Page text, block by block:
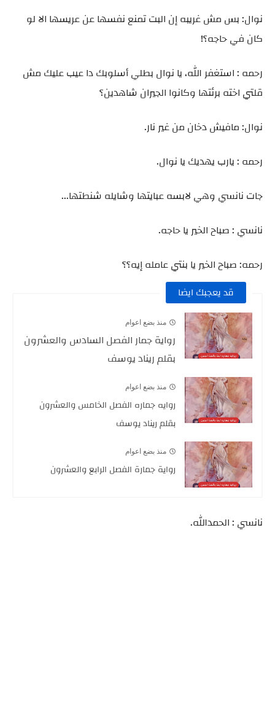
نوال: بس مش غريبه إن البت تمنع نفسها عن عريسها الا لو
كان في حاجه؟!
رحمه : استغفر الله، يا نوال بطلي أسلوبك دا عيب عليك مش
قلتي اخته برئتها وكانوا الجيران شاهدين؟
نوال: مافيش دخان من غير نار.
رحمه : يارب يهديك يا نوال.
جات نانسي وهي لابسه عبايتها وشايله شنطتها...
نانسي : صباح الخير يا حاجه.
رحمه: صباح الخير يا بنتي عامله إيه؟؟
قد يعجبك ايضا
منذ بضع اعوام
رواية جمار الفصل السادس والعشرون
بقلم ريناد يوسف
منذ بضع اعوام
روايه جماره الفصل الخامس والعشرون
بقلم ريناد يوسف
منذ بضع اعوام
رواية جمارة الفصل الرابع والعشرون
نانسي : الحمدالله.